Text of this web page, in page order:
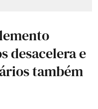
desacelera e
também